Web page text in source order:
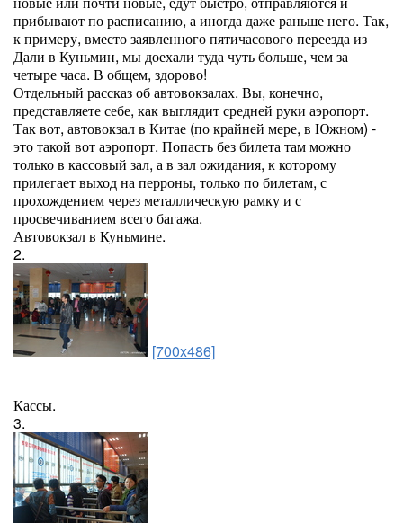
прибывают по расписанию, а иногда даже раньше него. Так,
к примеру, вместо заявленного пятичасового переезда из
Дали в Куньмин, мы доехали туда чуть больше, чем за
четыре часа. В общем, здорово!
Отдельный рассказ об автовокзалах. Вы, конечно,
представляете себе, как выглядит средней руки аэропорт.
Так вот, автовокзал в Китае (по крайней мере, в Южном) -
это такой вот аэропорт. Попасть без билета там можно
только в кассовый зал, а в зал ожидания, к которому
прилегает выход на перроны, только по билетам, с
прохождением через металлическую рамку и с
просвечиванием всего багажа.
Автовокзал в Куньмине.
2.
[700x486]
Кассы.
3.